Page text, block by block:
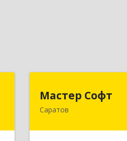
Мастер Софт
Саратов
410012,